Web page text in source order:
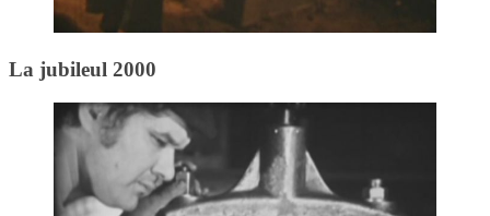
La jubileul 2000